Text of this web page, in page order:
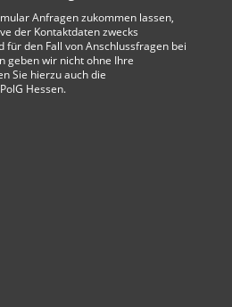
Anfragen zukommen lassen,
der Kontaktdaten zwecks
für den Fall von Anschlussfragen bei
geben wir nicht ohne Ihre
Sie hierzu auch die
Hessen.